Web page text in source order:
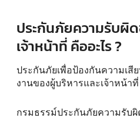
ประกันภัยความรับผิ
เจ้าหน้าที่ คืออะไร ?
ประกันภัยเพื่อป้องกันความเสี
งานของผู้บริหารและเจ้าหน้าที่
กรมธรรม์ประกันภัยความรับผิ